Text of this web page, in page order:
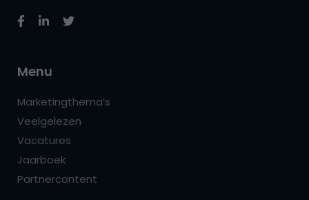
Menu
Marketingthema’s
Veelgelezen
Vacatures
Jaarboek
Partnercontent